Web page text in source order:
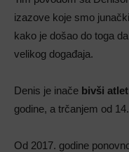
izazove koje smo
kako je došao do toga
velikog događaja.
Denis je inače bivši
godine, a trčanjem od 14.
Od 2017. godine